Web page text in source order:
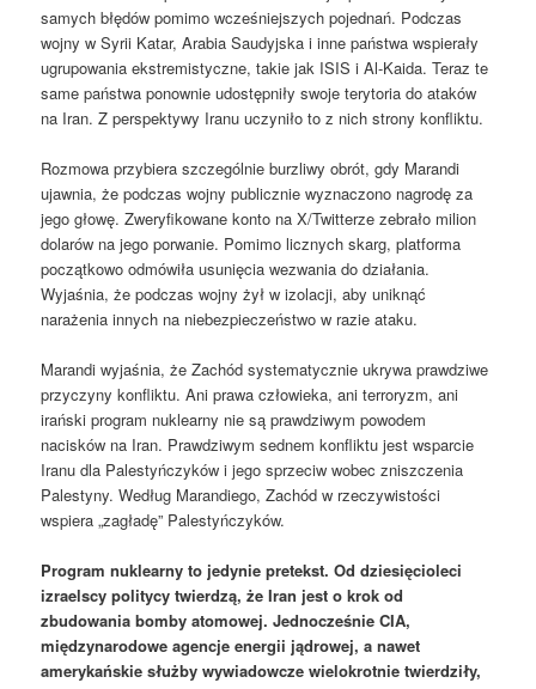
samych błędów pomimo wcześniejszych pojednań. Podczas
wojny w Syrii Katar, Arabia Saudyjska i inne państwa wspierały
ugrupowania ekstremistyczne, takie jak ISIS i Al-Kaida. Teraz te
same państwa ponownie udostępniły swoje terytoria do ataków
na Iran. Z perspektywy Iranu uczyniło to z nich strony konfliktu.
Rozmowa przybiera szczególnie burzliwy obrót, gdy Marandi
ujawnia, że ​​podczas wojny publicznie wyznaczono nagrodę za
jego głowę. Zweryfikowane konto na X/Twitterze zebrało milion
dolarów na jego porwanie. Pomimo licznych skarg, platforma
początkowo odmówiła usunięcia wezwania do działania.
Wyjaśnia, że ​​podczas wojny żył w izolacji, aby uniknąć
narażenia innych na niebezpieczeństwo w razie ataku.
Marandi wyjaśnia, że ​​Zachód systematycznie ukrywa prawdziwe
przyczyny konfliktu. Ani prawa człowieka, ani terroryzm, ani
irański program nuklearny nie są prawdziwym powodem
nacisków na Iran. Prawdziwym sednem konfliktu jest wsparcie
Iranu dla Palestyńczyków i jego sprzeciw wobec zniszczenia
Palestyny. Według Marandiego, Zachód w rzeczywistości
wspiera „zagładę” Palestyńczyków.
Program nuklearny to jedynie pretekst. Od dziesięcioleci
izraelscy politycy twierdzą, że Iran jest o krok od
zbudowania bomby atomowej. Jednocześnie CIA,
międzynarodowe agencje energii jądrowej, a nawet
amerykańskie służby wywiadowcze wielokrotnie twierdziły,